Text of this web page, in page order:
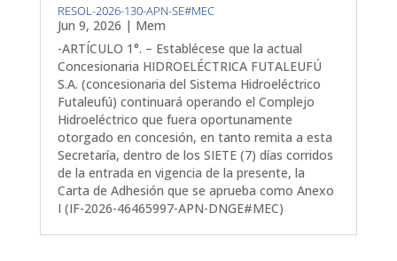
RESOL-2026-130-APN-SE#MEC
Jun 9, 2026 | Mem
-ARTÍCULO 1°. – Establécese que la actual
Concesionaria HIDROELÉCTRICA FUTALEUFÚ
S.A. (concesionaria del Sistema Hidroeléctrico
Futaleufú) continuará operando el Complejo
Hidroeléctrico que fuera oportunamente
otorgado en concesión, en tanto remita a esta
Secretaría, dentro de los SIETE (7) días corridos
de la entrada en vigencia de la presente, la
Carta de Adhesión que se aprueba como Anexo
I (IF-2026-46465997-APN-DNGE#MEC)